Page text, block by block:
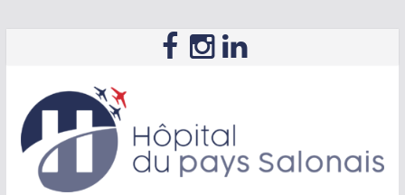
contenu